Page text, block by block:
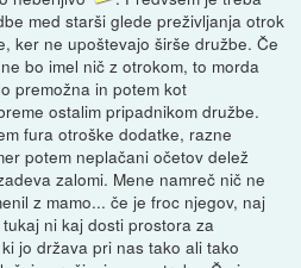
med starši glede preživljanja otrok
ker ne upoštevajo širše družbe. Če
bo imel nič z otrokom, to morda
premožna in potem kot
ostalim pripadnikom družbe.
fura otroške dodatke, razne
potem neplačani očetov delež
zalomi. Mene namreč nič ne
z mamo... če je froc njegov, naj
ni kaj dosti prostora za
jo država pri nas tako ali tako